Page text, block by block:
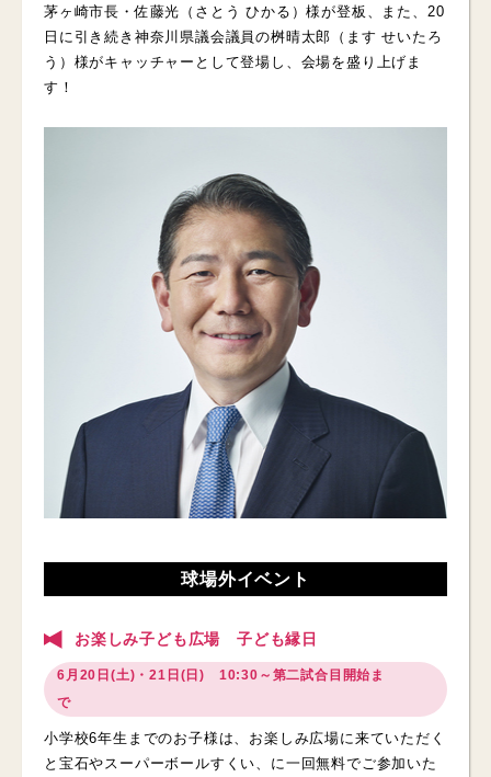
茅ヶ崎市長・佐藤光（さとう ひかる）様が登板、また、20
日に引き続き神奈川県議会議員の桝晴太郎（ます せいたろ
う）様がキャッチャーとして登場し、会場を盛り上げま
す！
球場外イベント
お楽しみ子ども広場 子ども縁日
6月20日(土)・21日(日) 10:30～第二試合目開始ま
で
小学校6年生までのお子様は、お楽しみ広場に来ていただく
と宝石やスーパーボールすくい、に一回無料でご参加いた